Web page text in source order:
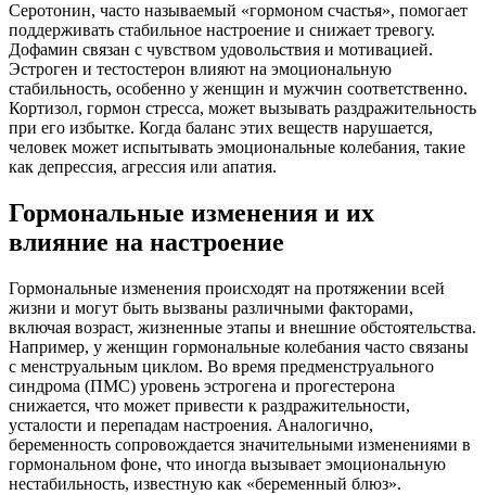
Серотонин, часто называемый «гормоном счастья», помогает
поддерживать стабильное настроение и снижает тревогу.
Дофамин связан с чувством удовольствия и мотивацией.
Эстроген и тестостерон влияют на эмоциональную
стабильность, особенно у женщин и мужчин соответственно.
Кортизол, гормон стресса, может вызывать раздражительность
при его избытке. Когда баланс этих веществ нарушается,
человек может испытывать эмоциональные колебания, такие
как депрессия, агрессия или апатия.
Гормональные изменения и их
влияние на настроение
Гормональные изменения происходят на протяжении всей
жизни и могут быть вызваны различными факторами,
включая возраст, жизненные этапы и внешние обстоятельства.
Например, у женщин гормональные колебания часто связаны
с менструальным циклом. Во время предменструального
синдрома (ПМС) уровень эстрогена и прогестерона
снижается, что может привести к раздражительности,
усталости и перепадам настроения. Аналогично,
беременность сопровождается значительными изменениями в
гормональном фоне, что иногда вызывает эмоциональную
нестабильность, известную как «беременный блюз».